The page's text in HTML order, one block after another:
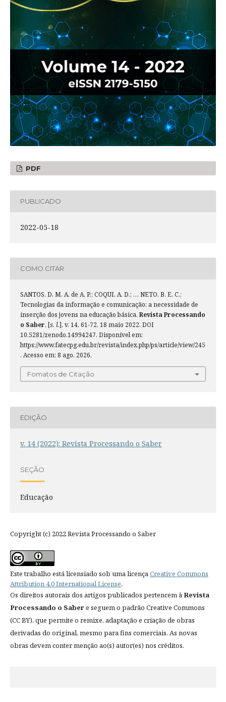
PDF
PUBLICADO
2022-05-18
COMO CITAR
SANTOS, D. M. A. de A. P.; COQUI, A. D.; … NETO, B. E. C.;
Tecnologias da informação e comunicação: a necessidade de
inserção dos jovens na educação básica. Revista Processando
o Saber, [s. l.], v. 14, 61-72, 18 maio 2022. DOI
10.5281/zenodo.14994247. Disponível em:
https://www.fatecpg.edu.br/revista/index.php/ps/article/view/245
. Acesso em: 8 ago. 2026.
Fomatos de Citação
EDIÇÃO
v. 14 (2022): Revista Processando o Saber
SEÇÃO
Educação
Copyright (c) 2022 Revista Processando o Saber
Este trabalho está licensiado sob uma licençaCreative Commons
Attribution 4.0 International License.
Os direitos autorais dos artigos publicados pertencem àRevista
Processando o Sabere seguem o padrão Creative Commons
(CC BY), que permite o remixe, adaptação e criação de obras
derivadas do original, mesmo para fins comerciais. As novas
obras devem conter menção ao(s) autor(es) nos créditos.